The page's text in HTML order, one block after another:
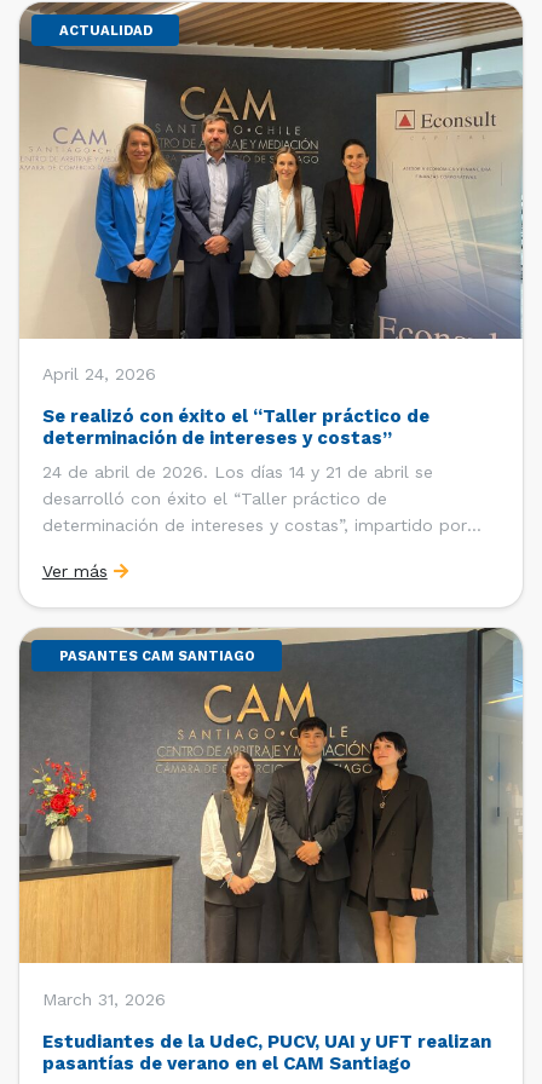
ACTUALIDAD
April 24, 2026
Se realizó con éxito el “Taller práctico de
determinación de intereses y costas”
24 de abril de 2026. Los días 14 y 21 de abril se
desarrolló con éxito el “Taller práctico de
determinación de intereses y costas”, impartido por
Universidad Católica de Chile y Magíster en Economía
de la Universidad de Chicago) y María Luisa Petitpas
[…]
Ver más
PASANTES CAM SANTIAGO
March 31, 2026
Estudiantes de la UdeC, PUCV, UAI y UFT realizan
pasantías de verano en el CAM Santiago